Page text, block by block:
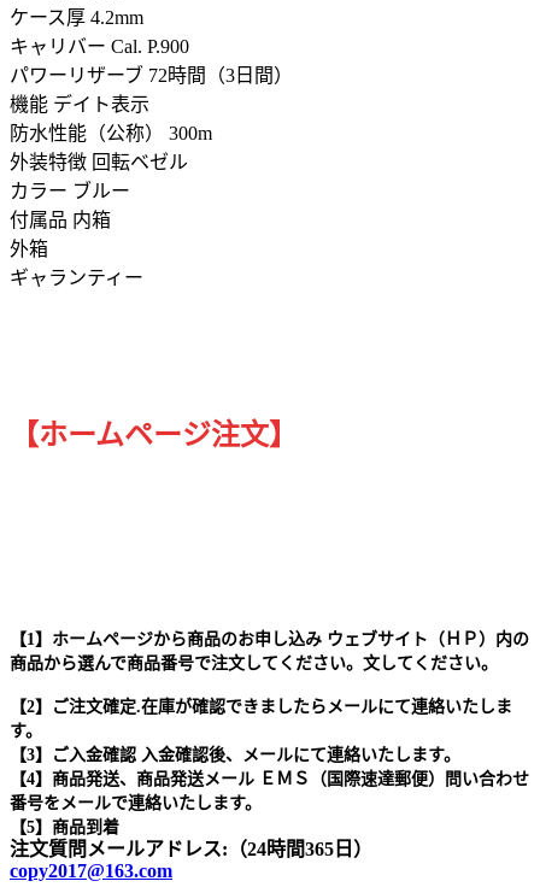
ケース厚 4.2mm
キャリバー Cal. P.900
パワーリザーブ 72時間（3日間）
機能 デイト表示
防水性能（公称） 300m
外装特徴 回転ベゼル
カラー ブルー
付属品 内箱
外箱
ギャランティー
【ホームページ注文】
【1】ホームページから商品のお申し込み ウェブサイト（ＨＰ）内の
商品から選んで商品番号で注文してください。文してください。
【2】ご注文確定.在庫が確認できましたらメールにて連絡いたしま
す。
【3】ご入金確認 入金確認後、メールにて連絡いたします。
【4】商品発送、商品発送メール ＥＭＳ（国際速達郵便）問い合わせ
番号をメールで連絡いたします。
【5】商品到着
注文質問メールアドレス:（24時間365日）
copy2017@163.com